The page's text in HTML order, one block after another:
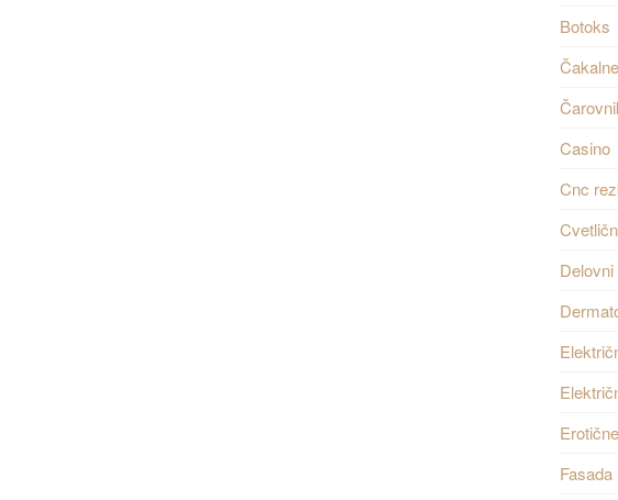
Botoks
Casino
Cnc
Fasada